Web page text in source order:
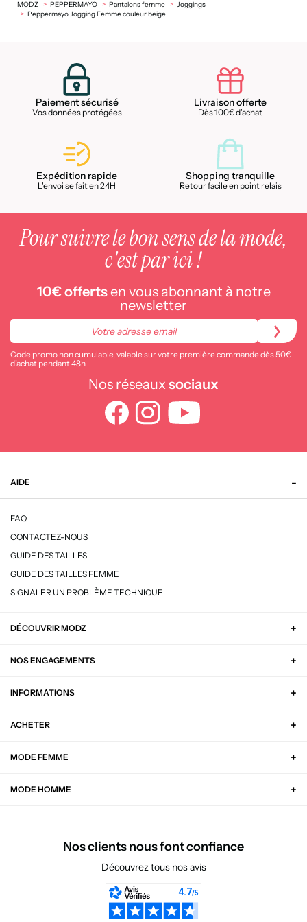
MODZ PEPPERMAYO Pantalons femme
Joggings
Peppermayo Jogging Femme couleur beige
Paiement sécurisé
Vos données protégées
Livraison offerte
Dès 100€ d'achat
Expédition rapide
L'envoi se fait en 24H
Shopping tranquille
Retour facile en point relais
Pour suivre le bon sens de la mode,
c'est par ici !
10€ offertsen vous abonnant à notre
newsletter
Code promo non cumulable, valable sur votre première commande dès 50€
d’achat pendant 48h
Nos réseaux sociaux
AIDE
FAQ
CONTACTEZ-NOUS
GUIDE DES TAILLES
GUIDE DES TAILLES FEMME
SIGNALER UN PROBLÈME TECHNIQUE
DÉCOUVRIR MODZ
NOS ENGAGEMENTS
INFORMATIONS
ACHETER
MODE FEMME
MODE HOMME
Nos clients nous font confiance
Découvrez tous nos avis